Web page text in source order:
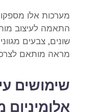
מערכות אלו
התאמה לעיצוב
שונים, צבעים
מראה מותאם
שימושים